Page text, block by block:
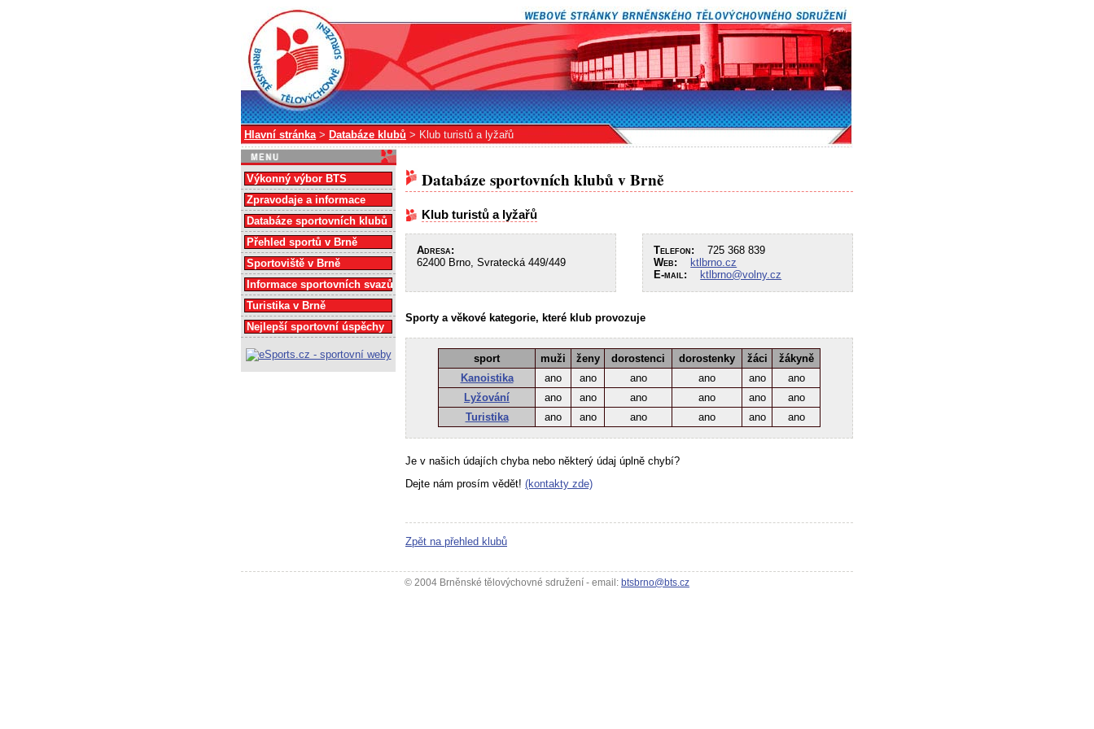
Hlavní stránka> Databáze klubů > Klub turistů a lyžařů
Databáze sportovních klubů v Brně
Klub turistů a lyžařů
Adresa:
62400 Brno, Svratecká 449/449
Telefon: 725 368 839
Web:
ktlbrno.cz
E-mail:
ktlbrno@volny.cz
Sporty a věkové kategorie, které klub provozuje
sport muži ženy dorostenci dorostenky žáci
žákyně
Kanoistika
ano ano ano ano ano
ano
Lyžování
ano ano ano ano ano
ano
Turistika
ano ano ano ano ano ano
Je v našich údajích chyba nebo některý údaj úplně chybí?
Dejte nám prosím vědět! (kontakty zde)
Zpět na přehled klubů
Výkonný výbor BTS
Zpravodaje a informace
Databáze sportovních klubů
Přehled sportů v Brně
Sportoviště v Brně
Informace sportovních svazů
Turistika v Brně
Nejlepší sportovní úspěchy
© 2004 Brněnské tělovýchovné sdružení - email: btsbrno@bts.cz